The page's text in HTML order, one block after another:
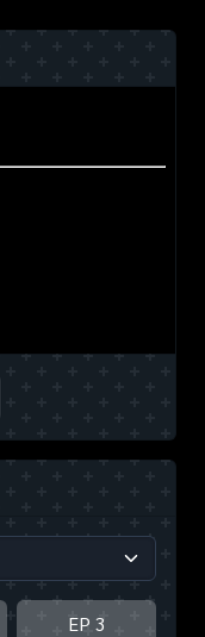
EP 3